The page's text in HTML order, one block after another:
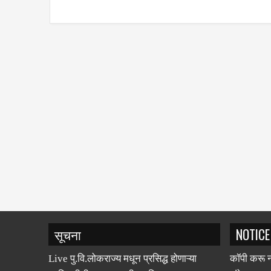
सूचना
Live पु.वि.लोकराज्य मधून प्रसिद्ध होणाऱ्या
NOTICE
कॉपी करू